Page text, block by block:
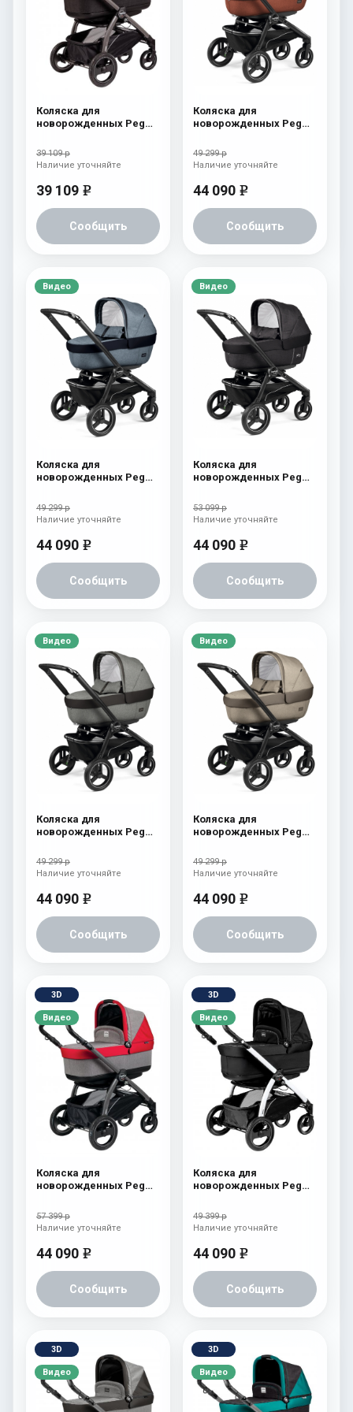
Коляска для
новорожденных Peg
(шасси Jet) Fleur
39 109 р
39 109 e
Сообщить
Наличие уточняйте
Коляска для
новорожденных Peg
Terracotta
49 299 р
44 090 e
Сообщить
Наличие уточняйте
Видео
Коляска для
новорожденных Peg
Horizon
49 299 р
44 090 e
Сообщить
Наличие уточняйте
Видео
Коляска для
новорожденных Peg
53 099 р
44 090 e
Сообщить
Наличие уточняйте
Видео
Коляска для
новорожденных Peg
Atmosphere
49 299 р
44 090 e
Сообщить
Наличие уточняйте
Видео
Коляска для
новорожденных Peg
Cream
49 299 р
44 090 e
Сообщить
Наличие уточняйте
3D
Видео
Коляска для
новорожденных Peg
(шасси White/Black)
Tulip
57 399 р
44 090 e
Сообщить
Наличие уточняйте
3D
Видео
Коляска для
новорожденных Peg
(шасси White/Black)
Onyx
49 399 р
44 090 e
Сообщить
Наличие уточняйте
3D
Видео
3D
Видео